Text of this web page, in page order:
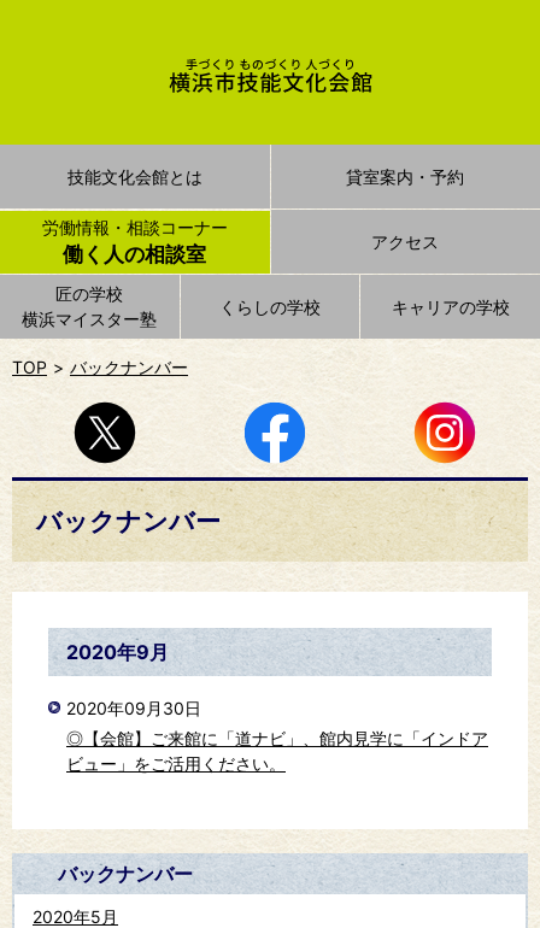
技能文化会館とは 貸室案内・予約
労働情報・相談コーナー
働く人の相談室
匠の学校
横浜マイスター塾
くらしの学校 キャリアの学校
アクセス
TOP バックナンバー
バックナンバー
2020年9月
2020年09月30日
◎【会館】ご来館に「道ナビ」、館内見学に「インドア
ビュー」をご活用ください。
バックナンバー
2020年5月